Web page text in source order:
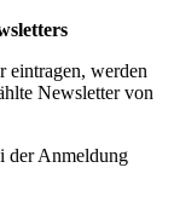
eintragen, werden
Newsletter von
der Anmeldung